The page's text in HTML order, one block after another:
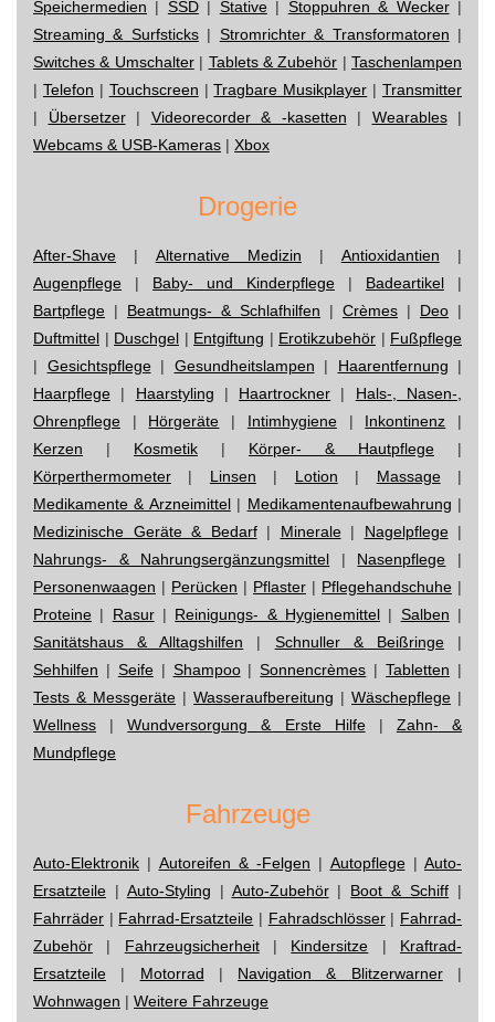
Speichermedien | SSD| Stative| Stoppuhren & Wecker|
Streaming & Surfsticks| Stromrichter & Transformatoren |
Switches & Umschalter| Tablets & Zubehör | Taschenlampen
| Telefon | Touchscreen |Tragbare Musikplayer | Transmitter
| Übersetzer| Videorecorder & -kasetten | Wearables|
Webcams & USB-Kameras | Xbox
Drogerie
After-Shave | Alternative Medizin | Antioxidantien |
Augenpflege | Baby- und Kinderpflege | Badeartikel |
Bartpflege | Beatmungs- & Schlafhilfen | Crèmes | Deo |
Duftmittel | Duschgel | Entgiftung | Erotikzubehör | Fußpflege
| Gesichtspflege| Gesundheitslampen | Haarentfernung |
Haarpflege | Haarstyling | Haartrockner | Hals-, Nasen-,
Ohrenpflege | Hörgeräte | Intimhygiene| Inkontinenz |
Kerzen | Kosmetik | Körper- & Hautpflege |
Körperthermometer | Linsen | Lotion | Massage|
Medikamente & Arzneimittel| Medikamentenaufbewahrung |
Medizinische Geräte & Bedarf| Minerale| Nagelpflege|
Nahrungs- & Nahrungsergänzungsmittel | Nasenpflege |
Personenwaagen | Perücken | Pflaster | Pflegehandschuhe |
Proteine | Rasur| Reinigungs- & Hygienemittel | Salben |
Sanitätshaus & Alltagshilfen | Schnuller & Beißringe|
Sehhilfen | Seife| Shampoo|Sonnencrèmes |Tabletten |
Tests & Messgeräte | Wasseraufbereitung | Wäschepflege |
Wellness |Wundversorgung & Erste Hilfe| Zahn- &
Mundpflege
Fahrzeuge
Auto-Elektronik | Autoreifen & -Felgen | Autopflege| Auto-
Ersatzteile | Auto-Styling | Auto-Zubehör| Boot & Schiff |
Fahrräder | Fahrrad-Ersatzteile | Fahradschlösser| Fahrrad-
Zubehör | Fahrzeugsicherheit| Kindersitze | Kraftrad-
Ersatzteile | Motorrad | Navigation & Blitzerwarner|
Wohnwagen | Weitere Fahrzeuge